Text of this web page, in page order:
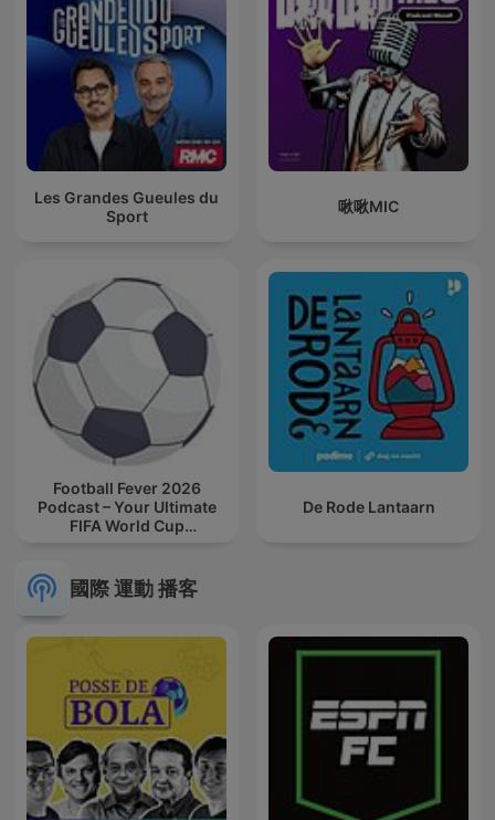
Les Grandes Gueules du
Sport
啾啾MIC
Football Fever 2026
Podcast – Your Ultimate
FIFA World Cup
De Rode Lantaarn
國際 運動 播客